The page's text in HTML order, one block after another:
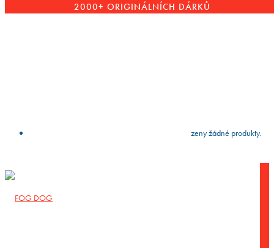
2000+ ORIGINÁLNÍCH DÁRKŮ
press Nebyly nalezeny žádné produkty.